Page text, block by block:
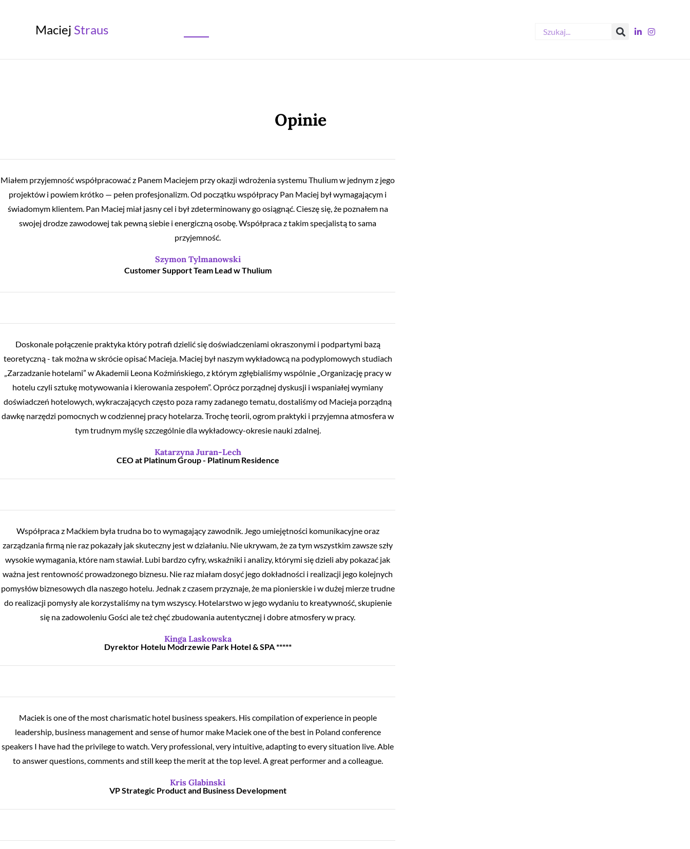
Maciej Straus
Opinie
Miałem przyjemność współpracować z Panem Maciejem przy okazji wdrożenia systemu Thulium w jednym z jego
projektów i powiem krótko — pełen profesjonalizm. Od początku współpracy Pan Maciej był wymagającym i
świadomym klientem. Pan Maciej miał jasny cel i był zdeterminowany go osiągnąć. Cieszę się, że poznałem na
swojej drodze zawodowej tak pewną siebie i energiczną osobę. Współpraca z takim specjalistą to sama
przyjemność.
Szymon Tylmanowski
Customer Support Team Lead w Thulium
Doskonale połączenie praktyka który potrafi dzielić się doświadczeniami okraszonymi i podpartymi bazą
teoretyczną - tak można w skrócie opisać Macieja. Maciej był naszym wykładowcą na podyplomowych studiach
„Zarzadzanie hotelami” w Akademii Leona Koźmińskiego, z którym zgłębialiśmy wspólnie „Organizację pracy w
hotelu czyli sztukę motywowania i kierowania zespołem”. Oprócz porządnej dyskusji i wspaniałej wymiany
doświadczeń hotelowych, wykraczających często poza ramy zadanego tematu, dostaliśmy od Macieja porządną
dawkę narzędzi pomocnych w codziennej pracy hotelarza. Trochę teorii, ogrom praktyki i przyjemna atmosfera w
tym trudnym myślę szczególnie dla wykładowcy-okresie nauki zdalnej.
Katarzyna Juran-Lech
CEO at Platinum Group - Platinum Residence
Współpraca z Maćkiem była trudna bo to wymagający zawodnik. Jego umiejętności komunikacyjne oraz
zarządzania firmą nie raz pokazały jak skuteczny jest w działaniu. Nie ukrywam, że za tym wszystkim zawsze szły
wysokie wymagania, które nam stawiał. Lubi bardzo cyfry, wskaźniki i analizy, którymi się dzieli aby pokazać jak
ważna jest rentowność prowadzonego biznesu. Nie raz miałam dosyć jego dokładności i realizacji jego kolejnych
pomysłów biznesowych dla naszego hotelu. Jednak z czasem przyznaje, że ma pionierskie i w dużej mierze trudne
do realizacji pomysły ale korzystaliśmy na tym wszyscy. Hotelarstwo w jego wydaniu to kreatywność, skupienie
się na zadowoleniu Gości ale też chęć zbudowania autentycznej i dobre atmosfery w pracy.
Kinga Laskowska
Dyrektor Hotelu Modrzewie Park Hotel & SPA *****
Maciek is one of the most charismatic hotel business speakers. His compilation of experience in people
leadership, business management and sense of humor make Maciek one of the best in Poland conference
speakers I have had the privilege to watch. Very professional, very intuitive, adapting to every situation live. Able
to answer questions, comments and still keep the merit at the top level. A great performer and a colleague.
Kris Glabinski
VP Strategic Product and Business Development